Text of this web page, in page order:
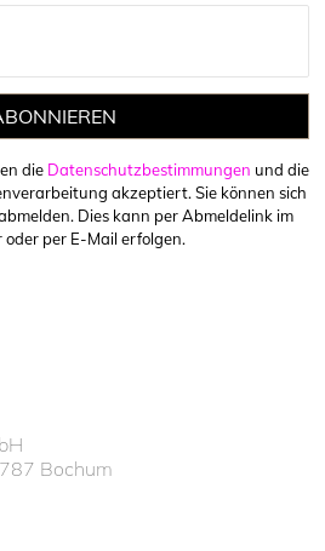
die Datenschutzbestimmungen und die
akzeptiert. Sie können sich
Dies kann per Abmeldelink im
oder per E-Mail erfolgen.
Bochum